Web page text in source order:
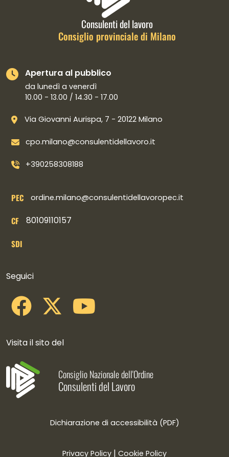
Consulenti del lavoro
Consiglio provinciale di Milano
Apertura al pubblico
da lunedì a venerdì
10.00 - 13.00 / 14.30 - 17.00
Via Giovanni Aurispa, 7 - 20122 Milano
cpo.milano@consulentidellavoro.it
+390258308188
PEC ordine.milano@consulentidellavoropec.it
CF 80109110157
SDI
Seguici
Visita il sito del
Consiglio Nazionale dell'Ordine
Consulenti del Lavoro
Dichiarazione di accessibilità (PDF)
Privacy Policy | Cookie Policy